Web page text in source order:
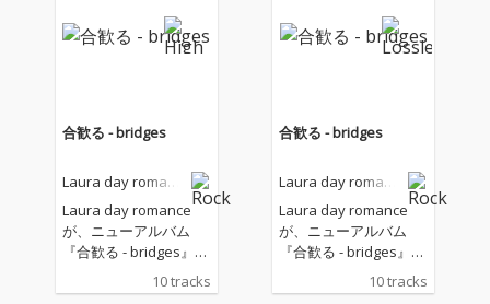
合歓る - bridges
Laura day romanc
Laura day romance
が、ニューアルバム
『合歓る - bridges』を
リリース!本作は、2025
年2月に配信リリース
10 tracks
合歓る - bridges
Laura day romanc
Laura day romance
が、ニューアルバム
『合歓る - bridges』を
リリース!本作は、2025
年2月に配信リリース
10 tracks